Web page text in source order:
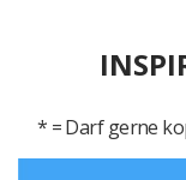
* = Darf gerne